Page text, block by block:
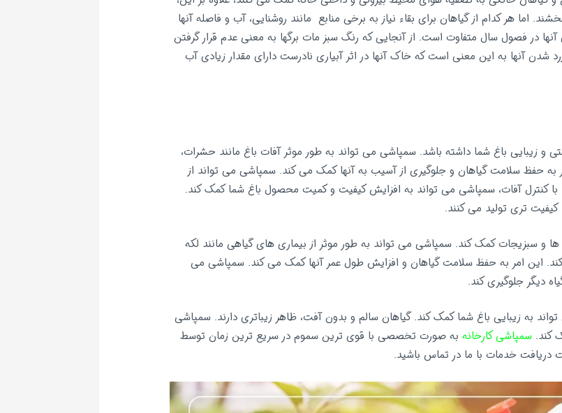
اما هر کدام از گیاهان برای بقاء نیاز به برخی منابع مانند روشنایی، آب و فاصله آنها
آنها در فصول سال متفاوت است. از آنجایی که رنگ سبز مات برگها به معنی عدم قرار گرفتن
شدن آنها به این معنی است که خاک آنها در اثر آبیاری نادرست دارای مقدار زیادی آب
و زیبایی باغ شما داشته باشد. سمپاشی می تواند به طور موثر آفات باغ مانند حشرات،
به حفظ سلامت گیاهان و جلوگیری از آسیب به آنها کمک می کند. سمپاشی می تواند از
با کنترل آفات، سمپاشی می تواند به افزایش کیفیت و کمیت محصول باغ شما کمک کند.
تری تولید می کنند.
و سبزیجات کمک کند. سمپاشی می تواند به طور موثر از بیماری های گیاهی مانند لکه
این امر به حفظ سلامت گیاهان و افزایش طول عمر آنها کمک می کند. سمپاشی می
دیگر جلوگیری کند.
به زیبایی باغ شما کمک کند. گیاهان سالم و بدون آفت، ظاهر زیباتری دارند. سمپاشی
کند.سمپاشی کارخانه به صورت تخصصی با قوی ترین سموم در سریع ترین زمان توسط
دریافت خدمات با ما در تماس باشید.